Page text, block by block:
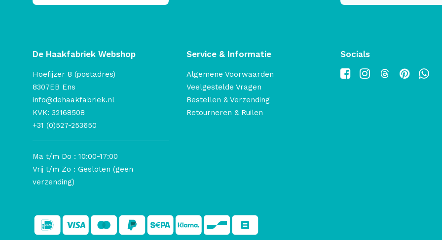
De Haakfabriek Webshop
Hoefijzer 8 (postadres)
8307EB Ens
info@dehaakfabriek.nl
KVK: 32168508
+31 (0)527-253650
Ma t/m Do : 10:00-17:00
Vrij t/m Zo : Gesloten (geen
verzending)
Service & Informatie
Algemene Voorwaarden
Veelgestelde Vragen
Bestellen & Verzending
Retourneren & Ruilen
Socials